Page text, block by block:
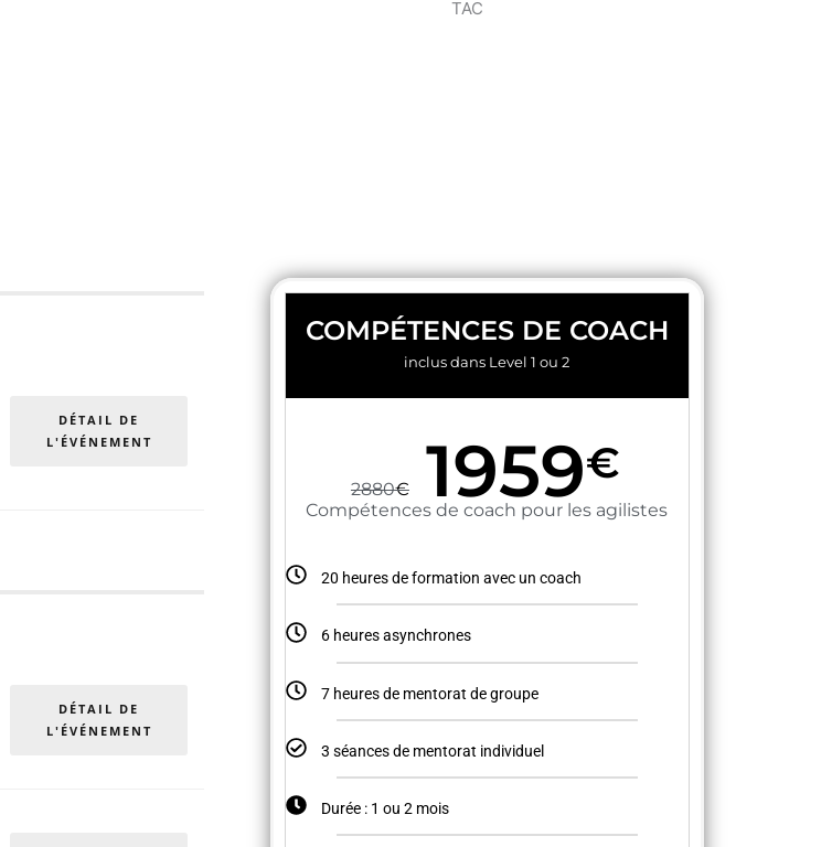
DÉTAIL DE
L'ÉVÉNEMENT
DÉTAIL DE
L'ÉVÉNEMENT
COMPÉTENCES DE COACH
inclus dans Level 1 ou 2
2880€ 1959€
Compétences de coach pour les agilistes
20 heures de formation avec un coach
6 heures asynchrones
7 heures de mentorat de groupe
3 séances de mentorat individuel
Durée : 1 ou 2 mois